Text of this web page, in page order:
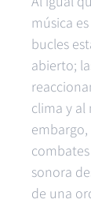
música
bucles
abierto;
clima y al
sonora
de una